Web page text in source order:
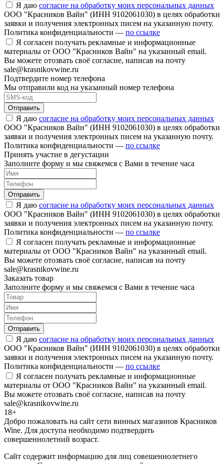
Я даю согласие на обработку моих персональных данных
ООО "Красников Вайн" (ИНН 9102061030) в целях обработки
заявки и получения электронных писем на указанную почту.
Политика конфиденциальности — по ссылке
Я согласен получать рекламные и информационные
материалы от ООО "Красников Вайн" на указанный email.
Вы можете отозвать своё согласие, написав на почту
sale@krasnikovwine.ru
Подтвердите номер телефона
Мы отправили код на указанный номер телефона
Отправить
Я даю согласие на обработку моих персональных данных
ООО "Красников Вайн" (ИНН 9102061030) в целях обработки
заявки и получения электронных писем на указанную почту.
Политика конфиденциальности — по ссылке
Принять участие в дегустации
Заполните форму и мы свяжемся с Вами в течение часа
Отправить
Я даю согласие на обработку моих персональных данных
ООО "Красников Вайн" (ИНН 9102061030) в целях обработки
заявки и получения электронных писем на указанную почту.
Политика конфиденциальности — по ссылке
Я согласен получать рекламные и информационные
материалы от ООО "Красников Вайн" на указанный email.
Вы можете отозвать своё согласие, написав на почту
sale@krasnikovwine.ru
Заказать товар
Заполните форму и мы свяжемся с Вами в течение часа
Отправить
Я даю согласие на обработку моих персональных данных
ООО "Красников Вайн" (ИНН 9102061030) в целях обработки
заявки и получения электронных писем на указанную почту.
Политика конфиденциальности — по ссылке
Я согласен получать рекламные и информационные
материалы от ООО "Красников Вайн" на указанный email.
Вы можете отозвать своё согласие, написав на почту
sale@krasnikovwine.ru
18+
Добро пожаловать на сайт сети винных магазинов Красников
Wine. Для доступа необходимо подтвердить
совершеннолетний возраст.
Сайт содержит информацию для лиц совешеннолетнего